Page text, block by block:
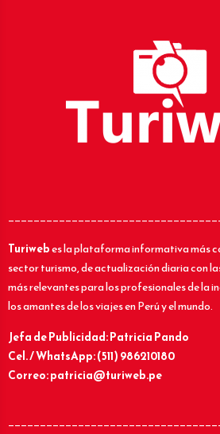
Turiwebes la plataforma informativa más
sector turismo, de actualización diaria con
más relevantes para los profesionales de la
los amantes de los viajes en Perú y el mundo.
Jefa de Publicidad: Patricia Pando
Cel. / WhatsApp: (511) 986210180
Correo: patricia@turiweb.pe